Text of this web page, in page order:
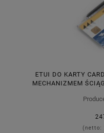
ETUI DO KARTY
MECHANIZMEM
(netto: